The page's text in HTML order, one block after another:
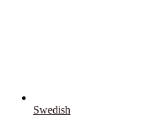
Swedish